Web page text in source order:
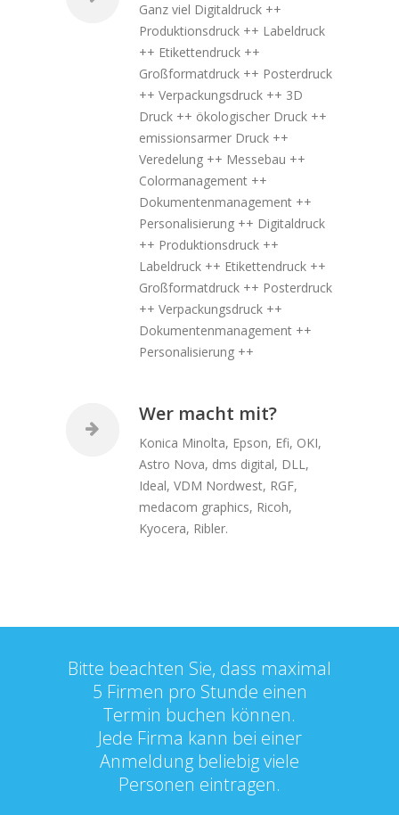
Ganz viel Digitaldruck ++
Produktionsdruck ++ Labeldruck
++ Etikettendruck ++
Großformatdruck ++ Posterdruck
++ Verpackungsdruck ++ 3D
Druck ++ ökologischer Druck ++
emissionsarmer Druck ++
Veredelung ++ Messebau ++
Colormanagement ++
Dokumentenmanagement ++
Personalisierung ++ Digitaldruck
++ Produktionsdruck ++
Labeldruck ++ Etikettendruck ++
Großformatdruck ++ Posterdruck
++ Verpackungsdruck ++
Dokumentenmanagement ++
Personalisierung ++
Wer macht mit?
Konica Minolta, Epson, Efi, OKI,
Astro Nova, dms digital, DLL,
Ideal, VDM Nordwest, RGF,
medacom graphics, Ricoh,
Kyocera, Ribler.
Bitte beachten Sie, dass maximal
5 Firmen pro Stunde einen
Termin buchen können.
Jede Firma kann bei einer
Anmeldung beliebig viele
Personen eintragen.